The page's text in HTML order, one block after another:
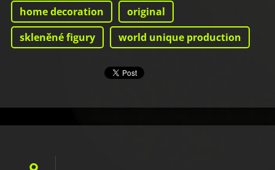
home decoration
original
skleněné figury
world unique production